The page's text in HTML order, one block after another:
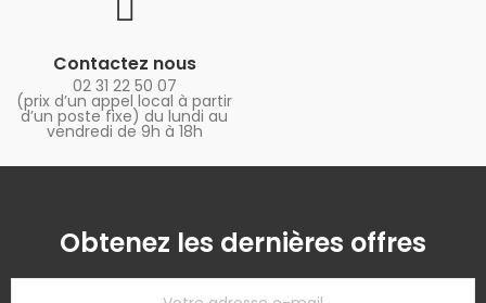
Contactez nous
02 31 22 50 07
(prix d’un appel local à partir
d’un poste fixe) du lundi au
vendredi de 9h à 18h
Obtenez les dernières offres